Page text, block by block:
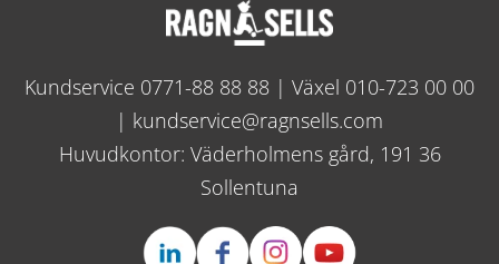
Kundservice 0771-88 88 88 | Växel 010-723 00 00
| kundservice@ragnsells.com
Huvudkontor: Väderholmens gård, 191 36
Sollentuna